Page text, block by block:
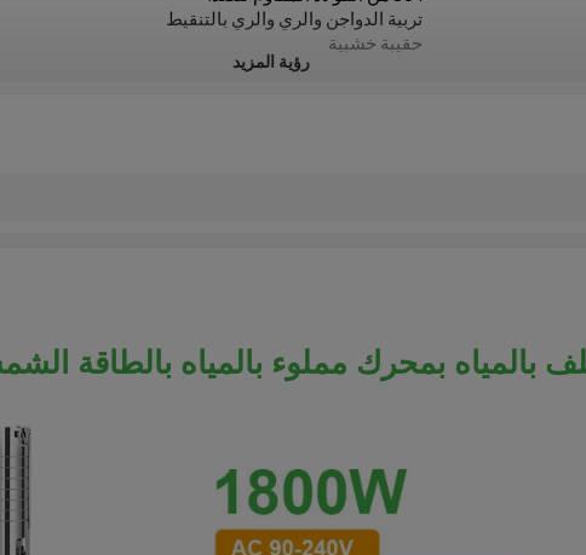
تربية الدواجن والري والري بالتنقيط
حقيبة خشبية
رؤية المزيد